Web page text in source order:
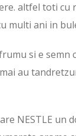
altfel toti cu
multi ani in
si e semn
au
NESTLE un